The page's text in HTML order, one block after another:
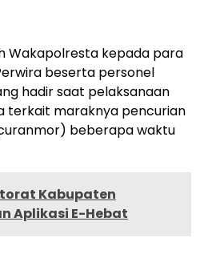
Wakapolresta kepada para
beserta personel
hadir saat pelaksanaan
terkait maraknya pencurian
beberapa waktu
Kabupaten
Aplikasi E-Hebat